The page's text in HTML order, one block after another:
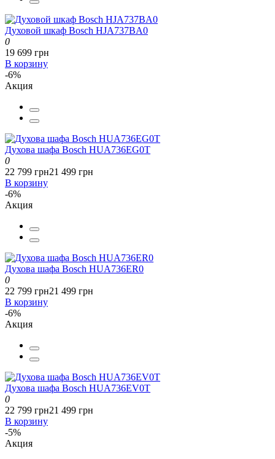
Духовой шкаф Bosch HJA737BA0
0
19 699 грн
В корзину
-6%
Акция
Духова шафа Bosch HUA736EG0T
0
22 799 грн21 499 грн
В корзину
-6%
Акция
Духова шафа Bosch HUA736ER0
0
22 799 грн21 499 грн
В корзину
-6%
Акция
Духова шафа Bosch HUA736EV0T
0
22 799 грн21 499 грн
В корзину
-5%
Акция